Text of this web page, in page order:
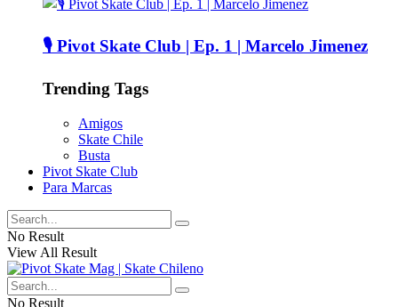
🎙️ Pivot Skate Club | Ep. 1 | Marcelo Jimenez
Trending Tags
Amigos
Skate Chile
Busta
Pivot Skate Club
Para Marcas
No Result
View All Result
No Result